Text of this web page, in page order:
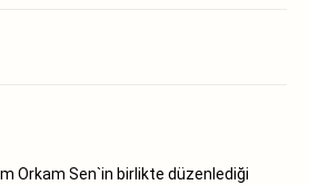
Orkam Sen`in birlikte düzenlediği